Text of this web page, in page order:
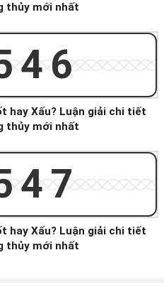
thủy mới nhất
hay Xấu? Luận giải chi tiết
thủy mới nhất
hay Xấu? Luận giải chi tiết
thủy mới nhất